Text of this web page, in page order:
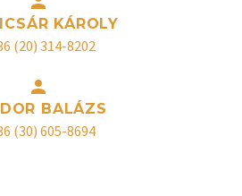
KÁROLY
(20) 314-8202


BALÁZS
(30) 605-8694